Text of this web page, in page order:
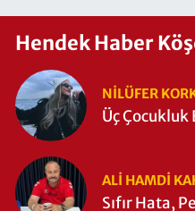
Hendek Haber
NILÜFER
Üç Çocukluk
ALI HAMDI
Sıfır Hata,